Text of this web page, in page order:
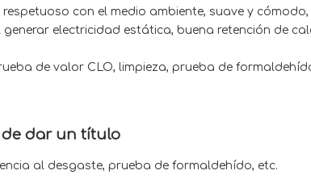
con el medio ambiente, suave y cómodo,
electricidad estática, buena retención de
de valor CLO, limpieza, prueba de
de dar un título
al desgaste, prueba de formaldehído, etc.